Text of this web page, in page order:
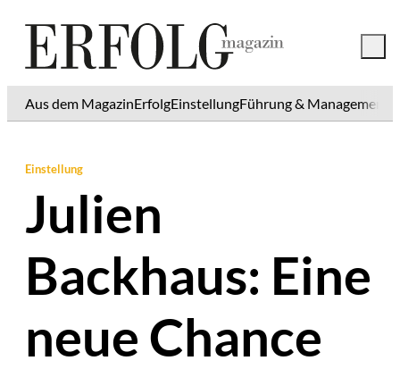
Aus dem MagazinErfolgEinstellungFührung & Management
Einstellung
Julien
Backhaus: Eine
neue Chance